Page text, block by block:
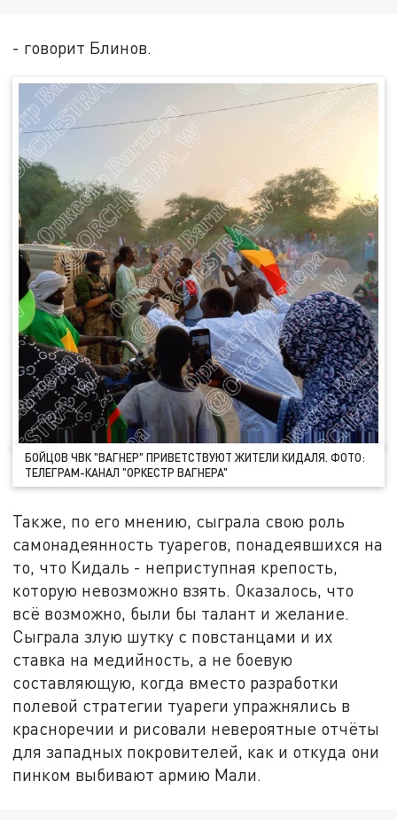
- говорит Блинов.
БОЙЦОВ ЧВК "ВАГНЕР" ПРИВЕТСТВУЮТ ЖИТЕЛИ КИДАЛЯ. ФОТО:
ТЕЛЕГРАМ-КАНАЛ "ОРКЕСТР ВАГНЕРА"
Также, по его мнению, сыграла свою роль
самонадеянность туарегов, понадеявшихся на
то, что Кидаль - неприступная крепость,
которую невозможно взять. Оказалось, что
всё возможно, были бы талант и желание.
Сыграла злую шутку с повстанцами и их
ставка на медийность, а не боевую
составляющую, когда вместо разработки
полевой стратегии туареги упражнялись в
красноречии и рисовали невероятные отчёты
для западных покровителей, как и откуда они
пинком выбивают армию Мали.